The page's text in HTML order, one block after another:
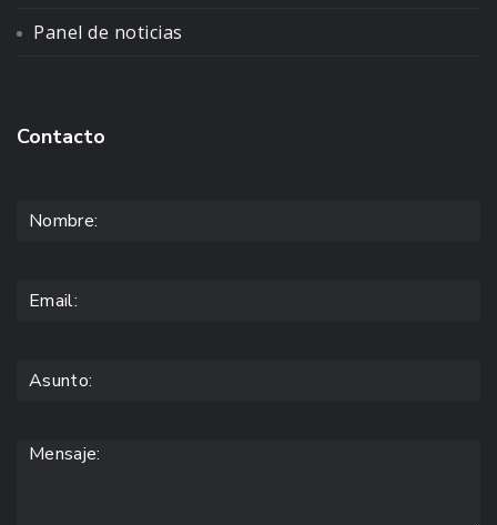
Panel de noticias
Contacto